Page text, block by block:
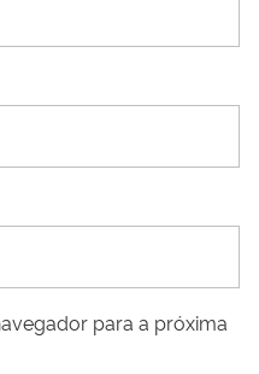
para a próxima